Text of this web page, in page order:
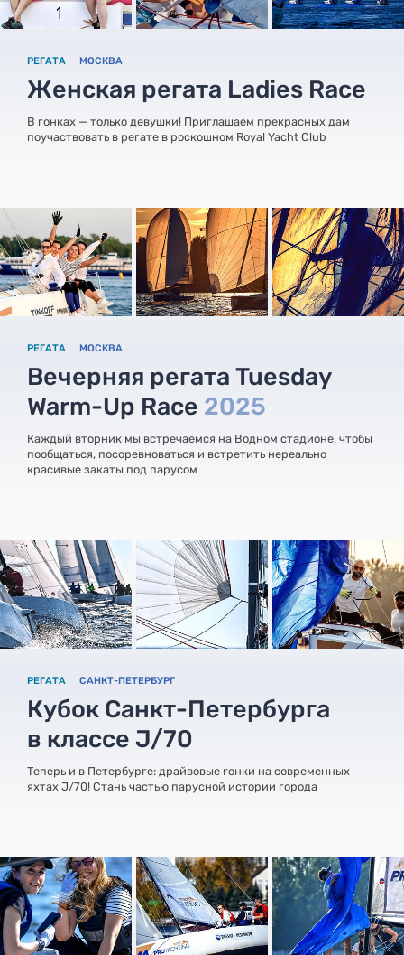
РЕГАТА МОСКВА
Женская регата Ladies Race
В гонках — только девушки! Приглашаем прекрасных дам
поучаствовать в регате в роскошном Royal Yacht Club
РЕГАТА МОСКВА
Вечерняя регата Tuesday
Warm-Up Race 2025
Каждый вторник мы встречаемся на Водном стадионе, чтобы
пообщаться, посоревноваться и встретить нереально
красивые закаты под парусом
РЕГАТА САНКТ-ПЕТЕРБУРГ
Кубок Санкт-Петербурга
в классе J/70
Теперь и в Петербурге: драйвовые гонки на современных
яхтах J/70! Стань частью парусной истории города